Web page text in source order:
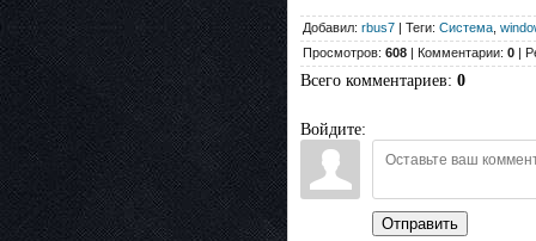
Добавил: rbus7 | Теги: Система
Просмотров: 608 | Комментарии: 0 |
Всего комментариев: 0
Войдите:
Отправить